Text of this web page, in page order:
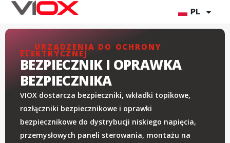
Przejdź
treści
PL
⎯⎯ URZĄDZENIA DO OCHRONY
ELEKTRYCZNEJ
BEZPIECZNIK I OPRAWKA
BEZPIECZNIKA
VIOX dostarcza bezpieczniki, wkładki topikowe,
rozłączniki bezpiecznikowe i oprawki
bezpiecznikowe do dystrybucji niskiego napięcia,
przemysłowych paneli sterowania, montażu na